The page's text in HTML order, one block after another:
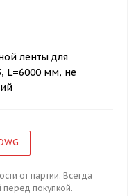
ленты для
L=6000 мм, не
от партии. Всегда
перед покупкой.